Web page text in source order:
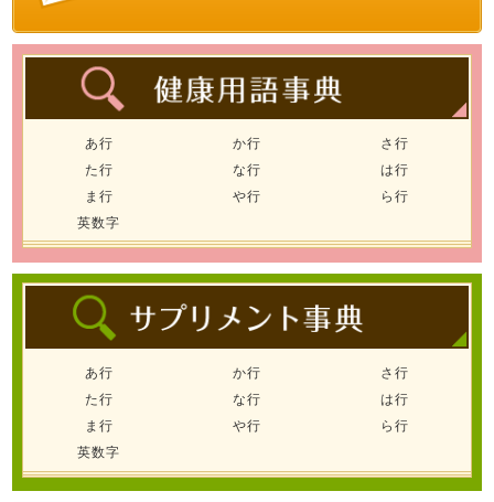
あ行 か行
さ行
た行
な行
は行
ま行
や行
ら行
英数字
あ行 か行
さ行
た行
な行
は行
ま行
や行
ら行
英数字